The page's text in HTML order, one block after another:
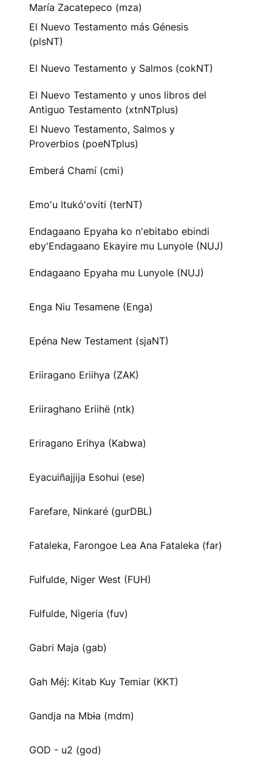
María Zacatepeco (mza)
El Nuevo Testamento más Génesis
(plsNT)
El Nuevo Testamento y Salmos (cokNT)
El Nuevo Testamento y unos libros del
Antiguo Testamento (xtnNTplus)
El Nuevo Testamento, Salmos y
Proverbios (poeNTplus)
Emberá Chamí (cmi)
Emo'u Itukó'oviti (terNT)
Endagaano Epyaha ko n'ebitabo ebindi
eby'Endagaano Ekayire mu Lunyole (NUJ)
Endagaano Epyaha mu Lunyole (NUJ)
Enga Niu Tesamene (Enga)
Epéna New Testament (sjaNT)
Eriiragano Eriihya (ZAK)
Eriiraghano Eriihë (ntk)
Eriragano Erihya (Kabwa)
Eyacuiñajjija Esohui (ese)
Farefare, Ninkaré (gurDBL)
Fataleka, Farongoe Lea Ana Fataleka (far)
Fulfulde, Niger West (FUH)
Fulfulde, Nigeria (fuv)
Gabri Maja (gab)
Gah Méj: Kitab Kuy Temiar (KKT)
Gandja na Mbɨa (mdm)
GOD - u2 (god)